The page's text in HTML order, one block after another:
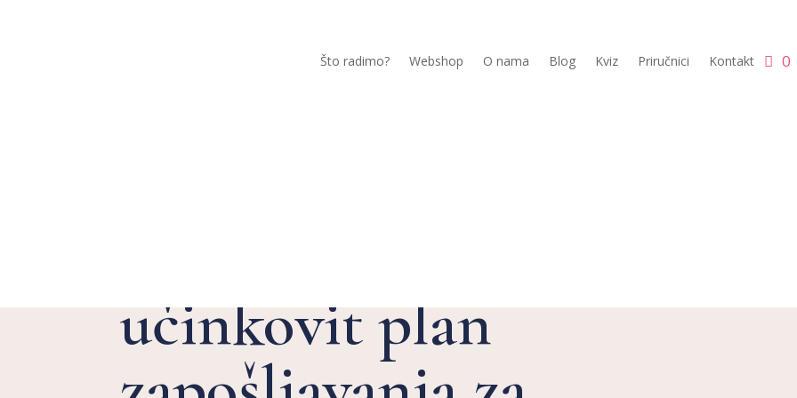
Što radimo? Webshop O nama Blog Kviz Priručnici Kontakt 0
učinkovit plan